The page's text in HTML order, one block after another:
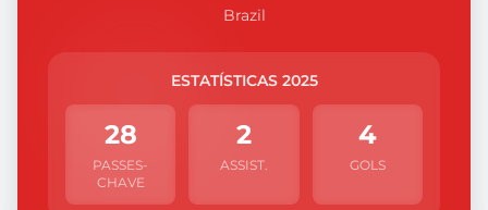
Brazil
ESTATÍSTICAS 2025
28
PASSES-
CHAVE
2
ASSIST.
4
GOLS